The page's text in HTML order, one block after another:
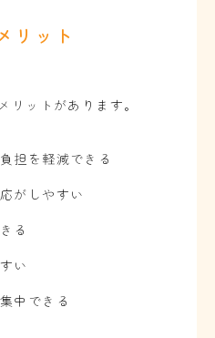
リット
リットがあります。
担を軽減できる
がしやすい
る
い
中できる